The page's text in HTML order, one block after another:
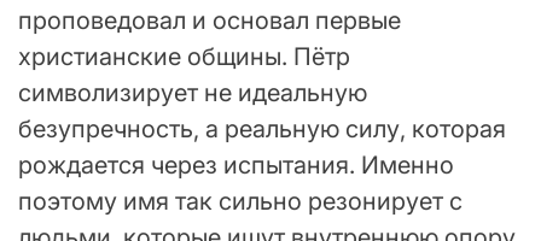
проповедовал и основал первые
христианские общины. Пётр
символизирует не идеальную
безупречность, а реальную силу, которая
рождается через испытания. Именно
поэтому имя так сильно резонирует с